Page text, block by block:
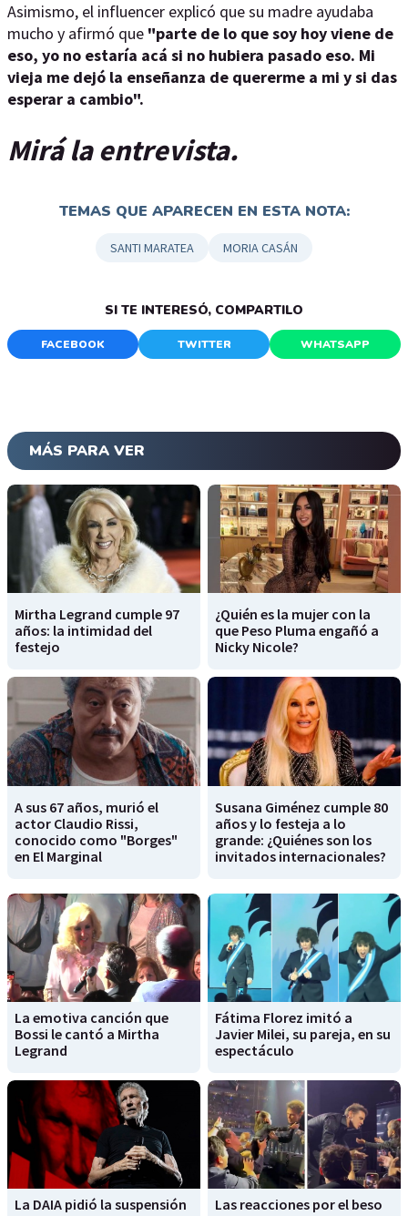
Asimismo, el influencer explicó que su madre ayudaba
mucho y afirmó que "parte de lo que soy hoy viene de
eso, yo no estaría acá si no hubiera pasado eso. Mi
vieja me dejó la enseñanza de quererme a mi y si das
esperar a cambio".
Mirá la entrevista.
TEMAS QUE APARECEN EN ESTA NOTA:
SANTI MARATEA MORIA CASÁN
SI TE INTERESÓ, COMPARTILO
FACEBOOK TWITTER WHATSAPP
MÁS PARA VER
Mirtha Legrand cumple 97
años: la intimidad del
festejo
¿Quién es la mujer con la
que Peso Pluma engañó a
Nicky Nicole?
A sus 67 años, murió el
actor Claudio Rissi,
conocido como "Borges"
en El Marginal
Susana Giménez cumple 80
años y lo festeja a lo
grande: ¿Quiénes son los
invitados internacionales?
La emotiva canción que
Bossi le cantó a Mirtha
Legrand
Fátima Florez imitó a
Javier Milei, su pareja, en su
espectáculo
La DAIA pidió la suspensión
Las reacciones por el beso